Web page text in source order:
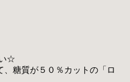
☆
糖質が５０％カットの「ロ